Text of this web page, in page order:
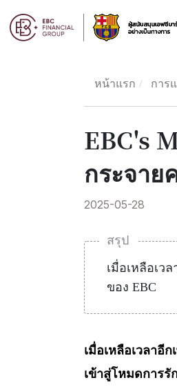
หน้าแรก การ
​EBC's
กระจาย
2025-05-28
สรุป
เมื่อเหลือเว
ของ EBC
เมื่อเหลือเวลาอี
เข้าสู่โหมดการรั